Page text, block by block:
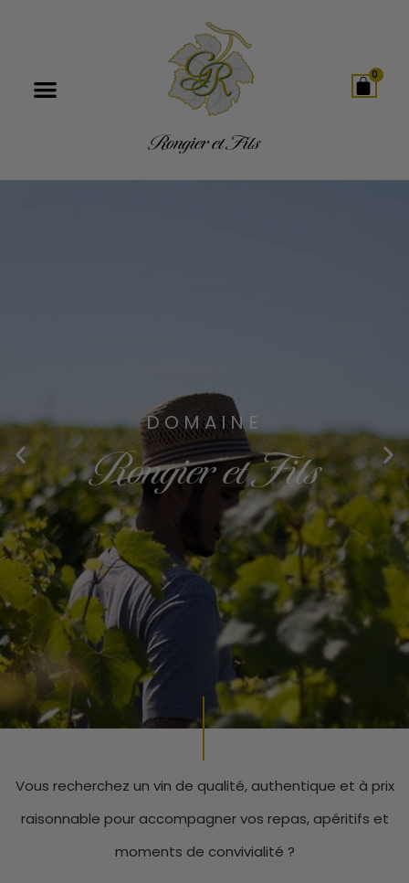
Rongier et Fils
0
DOMAINE
Rongier et Fils
Vous recherchez un vin de qualité, authentique et à prix
raisonnable pour accompagner vos repas, apéritifs et
moments de convivialité ?